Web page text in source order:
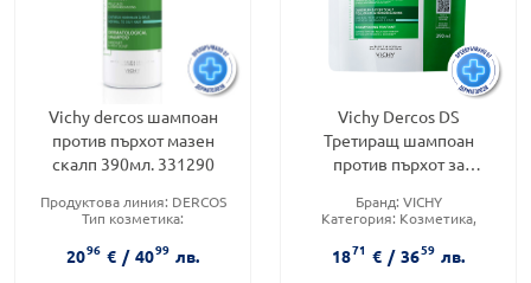
Vichy dercos шампоан
против пърхот мазен
скалп 390мл. 331290
Продуктова линия: DERCOS
Тип козметика:
Тип коса:Пърхот
2096 € / 4099 лв.
Vichy Dercos DS
Третиращ шампоан
против пърхот за
рефил 390мл 902830
Бранд: VICHY
Категория: Козметика,
Продуктова линия: DERCOS
1871 € / 3659 лв.